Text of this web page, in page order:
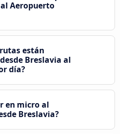
Aeropuerto
están
Breslavia al
día?
en micro al
Breslavia?